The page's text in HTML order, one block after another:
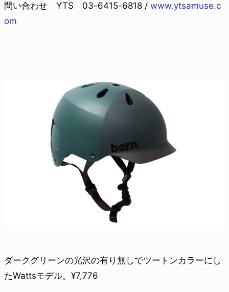
問い合わせ YTS 03-6415-6818 / www.ytsamuse.c
om
ダークグリーンの光沢の有り無しでツートンカラーにし
たWattsモデル。¥7,776